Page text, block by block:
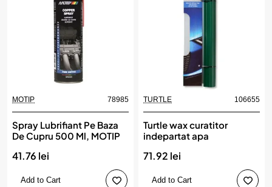
MOTIP 78985
Spray Lubrifiant Pe Baza
De Cupru 500 Ml, MOTIP
41.76 lei
Add to Cart
TURTLE 106655
Turtle wax curatitor
indepartat apa
71.92 lei
Add to Cart